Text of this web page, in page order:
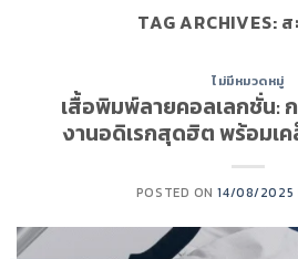
TAG ARCHIVES: ส
ไม่มีหมวดหมู่
เสื้อพิมพ์ลายคอลเลกชั่น:
งานอดิเรกสุดฮิต พร้อมเ
POSTED ON14/08/2025